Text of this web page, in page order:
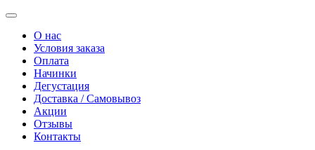
О нас
Условия заказа
Оплата
Начинки
Дегустация
Доставка / Самовывоз
Акции
Отзывы
Контакты